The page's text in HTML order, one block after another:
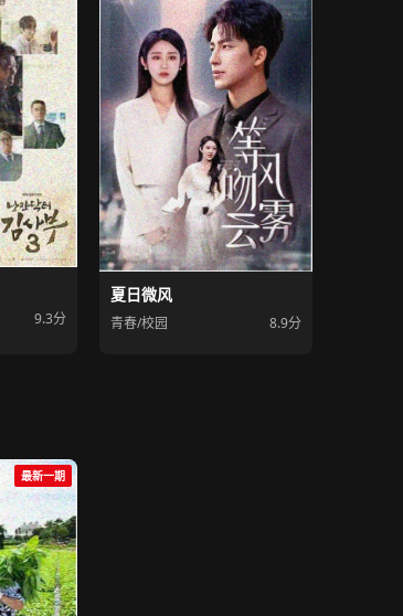
9.3分
夏日微风
青春/校园 8.9分
最新一期